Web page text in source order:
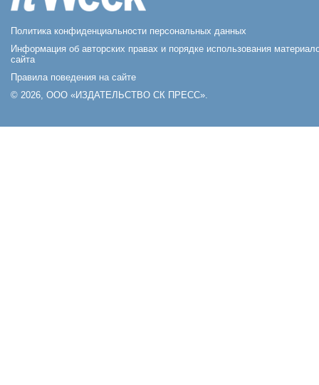
Политика конфиденциальности персональных данных
Информация об авторских правах и порядке использования
сайта
Правила поведения на сайте
© 2026, ООО «ИЗДАТЕЛЬСТВО СК ПРЕСС».